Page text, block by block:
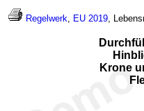
Regelwerk, EU 2019,
Krone